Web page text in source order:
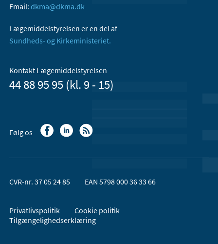
Email: dkma@dkma.dk
Lægemiddelstyrelsen er en del af
Sundheds- og Kirkeministeriet.
Kontakt Lægemiddelstyrelsen
44 88 95 95 (kl. 9 - 15)
Følg os
CVR-nr. 37 05 24 85 EAN 5798 000 36 33 66
Privatlivspolitik
Cookie politik
Tilgængelighedserklæring